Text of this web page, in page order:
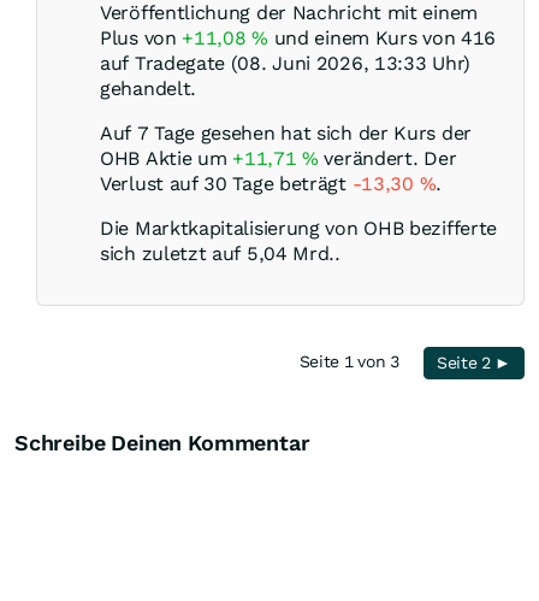
Veröffentlichung der Nachricht mit einem
Plus von +11,08% und einem Kurs von 416
auf Tradegate (08. Juni 2026, 13:33 Uhr)
gehandelt.
Auf 7 Tage gesehen hat sich der Kurs der
OHB Aktie um +11,71% verändert. Der
Verlust auf 30 Tage beträgt -13,30 %.
Die Marktkapitalisierung von OHB bezifferte
sich zuletzt auf 5,04 Mrd..
Seite 1 von 3 Seite 2 ►
Schreibe Deinen Kommentar